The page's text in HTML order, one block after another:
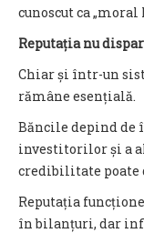
cunoscut ca „moral
Reputația nu
Chiar și într-un
rămâne esențială.
Băncile depind de
investitorilor și a
credibilitate poate
Reputația
în bilanțuri, dar